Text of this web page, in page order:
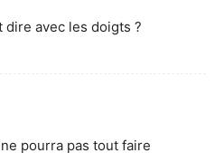
dire avec les doigts ?
pourra pas tout faire